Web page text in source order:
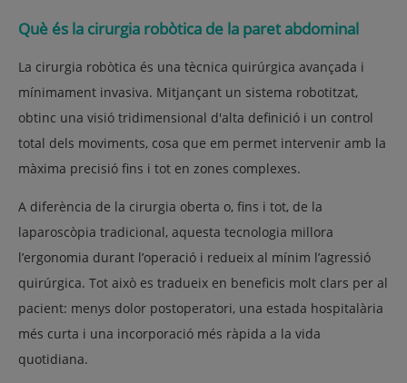
Què és la cirurgia robòtica de la paret abdominal
La cirurgia robòtica és una tècnica quirúrgica avançada i
mínimament invasiva. Mitjançant un sistema robotitzat,
obtinc una visió tridimensional d'alta definició i un control
total dels moviments, cosa que em permet intervenir amb la
màxima precisió fins i tot en zones complexes.
A diferència de la cirurgia oberta o, fins i tot, de la
laparoscòpia tradicional, aquesta tecnologia millora
l’ergonomia durant l’operació i redueix al mínim l’agressió
quirúrgica. Tot això es tradueix en beneficis molt clars per al
pacient: menys dolor postoperatori, una estada hospitalària
més curta i una incorporació més ràpida a la vida
quotidiana.